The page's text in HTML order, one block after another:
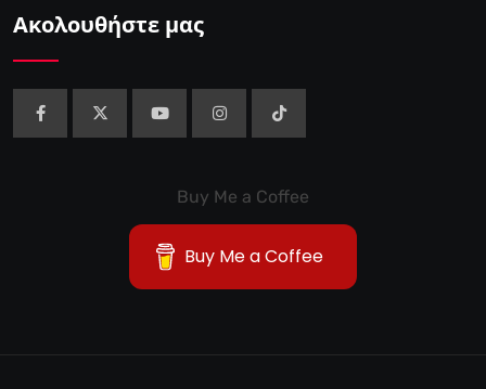
Ακολουθήστε μας
Buy Me a Coffee
Buy Me a Coffee